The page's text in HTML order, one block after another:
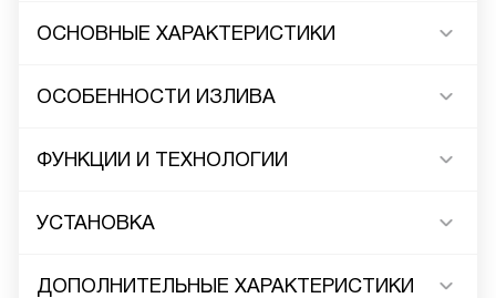
ОСНОВНЫЕ ХАРАКТЕРИСТИКИ
ОСОБЕННОСТИ ИЗЛИВА
ФУНКЦИИ И ТЕХНОЛОГИИ
УСТАНОВКА
ДОПОЛНИТЕЛЬНЫЕ ХАРАКТЕРИСТИКИ